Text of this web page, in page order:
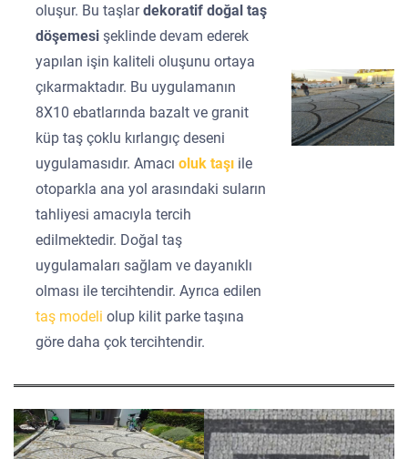
oluşur. Bu taşlardekoratif doğal taş
döşemesişeklinde devam ederek
yapılan işin kaliteli oluşunu ortaya
çıkarmaktadır. Bu uygulamanın
8X10 ebatlarında bazalt ve granit
küp taş çoklu kırlangıç deseni
uygulamasıdır. Amacıoluk taşı ile
otoparkla ana yol arasındaki suların
tahliyesi amacıyla tercih
edilmektedir. Doğal taş
uygulamaları sağlam ve dayanıklı
olması ile tercihtendir. Ayrıca edilen
taş modeliolup kilit parke taşına
göre daha çok tercihtendir.